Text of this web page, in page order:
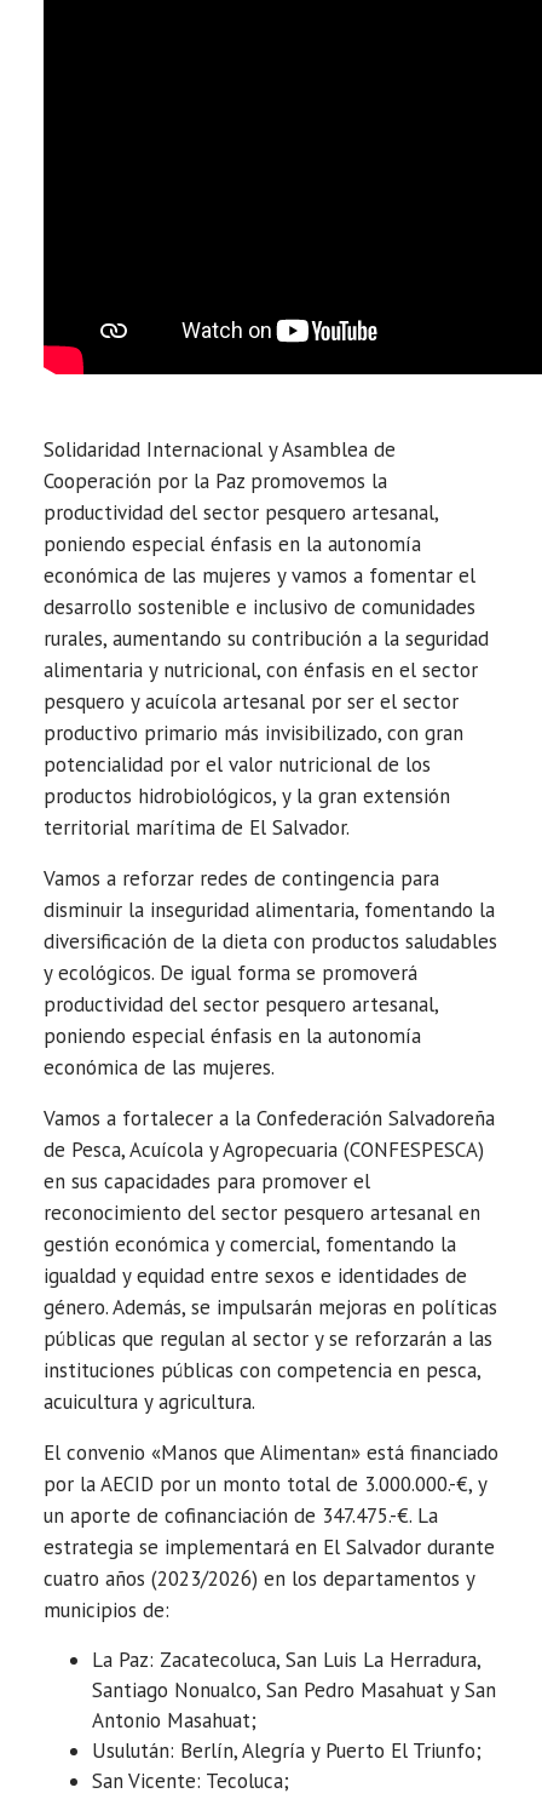
Solidaridad Internacional y Asamblea de
Cooperación por la Paz promovemos la
productividad del sector pesquero artesanal,
poniendo especial énfasis en la autonomía
económica de las mujeres y vamos a fomentar el
desarrollo sostenible e inclusivo de comunidades
rurales, aumentando su contribución a la seguridad
alimentaria y nutricional, con énfasis en el sector
pesquero y acuícola artesanal por ser el sector
productivo primario más invisibilizado, con gran
potencialidad por el valor nutricional de los
productos hidrobiológicos, y la gran extensión
territorial marítima de El Salvador.
Vamos a reforzar redes de contingencia para
disminuir la inseguridad alimentaria, fomentando la
diversificación de la dieta con productos saludables
y ecológicos. De igual forma se promoverá
productividad del sector pesquero artesanal,
poniendo especial énfasis en la autonomía
económica de las mujeres.
Vamos a fortalecer a la Confederación Salvadoreña
de Pesca, Acuícola y Agropecuaria (CONFESPESCA)
en sus capacidades para promover el
reconocimiento del sector pesquero artesanal en
gestión económica y comercial, fomentando la
igualdad y equidad entre sexos e identidades de
género. Además, se impulsarán mejoras en políticas
públicas que regulan al sector y se reforzarán a las
instituciones públicas con competencia en pesca,
acuicultura y agricultura.
El convenio «Manos que Alimentan» está financiado
por la AECID por un monto total de 3.000.000.-€, y
un aporte de cofinanciación de 347.475.-€. La
estrategia se implementará en El Salvador durante
cuatro años (2023/2026) en los departamentos y
municipios de:
La Paz: Zacatecoluca, San Luis La Herradura,
Santiago Nonualco, San Pedro Masahuat y San
Antonio Masahuat;
Usulután: Berlín, Alegría y Puerto El Triunfo;
San Vicente: Tecoluca;